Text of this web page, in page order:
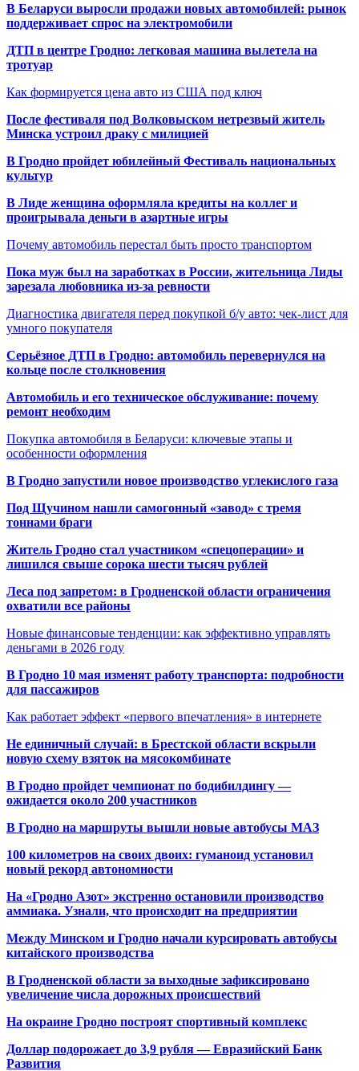
В Беларуси выросли продажи новых автомобилей: рынок
поддерживает спрос на электромобили
ДТП в центре Гродно: легковая машина вылетела на
тротуар
Как формируется цена авто из США под ключ
После фестиваля под Волковыском нетрезвый житель
Минска устроил драку с милицией
В Гродно пройдет юбилейный Фестиваль национальных
культур
В Лиде женщина оформляла кредиты на коллег и
проигрывала деньги в азартные игры
Почему автомобиль перестал быть просто транспортом
Пока муж был на заработках в России, жительница Лиды
зарезала любовника из-за ревности
Диагностика двигателя перед покупкой б/у авто: чек-лист для
умного покупателя
Серьёзное ДТП в Гродно: автомобиль перевернулся на
кольце после столкновения
Автомобиль и его техническое обслуживание: почему
ремонт необходим
Покупка автомобиля в Беларуси: ключевые этапы и
особенности оформления
В Гродно запустили новое производство углекислого газа
Под Щучином нашли самогонный «завод» с тремя
тоннами браги
Житель Гродно стал участником «спецоперации» и
лишился свыше сорока шести тысяч рублей
Леса под запретом: в Гродненской области ограничения
охватили все районы
Новые финансовые тенденции: как эффективно управлять
деньгами в 2026 году
В Гродно 10 мая изменят работу транспорта: подробности
для пассажиров
Как работает эффект «первого впечатления» в интернете
Не единичный случай: в Брестской области вскрыли
новую схему взяток на мясокомбинате
В Гродно пройдет чемпионат по бодибилдингу —
ожидается около 200 участников
В Гродно на маршруты вышли новые автобусы МАЗ
100 километров на своих двоих: гуманоид установил
новый рекорд автономности
На «Гродно Азот» экстренно остановили производство
аммиака. Узнали, что происходит на предприятии
Между Минском и Гродно начали курсировать автобусы
китайского производства
В Гродненской области за выходные зафиксировано
увеличение числа дорожных происшествий
На окраине Гродно построят спортивный комплекс
Доллар подорожает до 3,9 рубля — Евразийский Банк
Развития